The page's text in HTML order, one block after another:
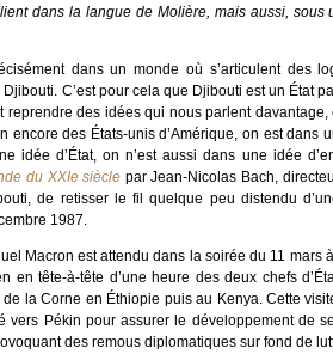
dans la langue de Molière, mais aussi,
dans un monde où s’articulent des
Djibouti. C’est pour cela que Djibouti est un État
reprendre des idées qui nous parlent
des États-unis d’Amérique, on est dans
idée d’État, on n’est aussi dans une idée
du XXIe siècle par Jean-Nicolas Bach,
de retisser le fil quelque peu distendu
1987.
Macron est attendu dans la soirée du 11
en tête-à-tête d’une heure des deux chefs
la Corne en Éthiopie puis au Kenya. Cette
vers Pékin pour assurer le développement de
des remous diplomatiques sur fond de